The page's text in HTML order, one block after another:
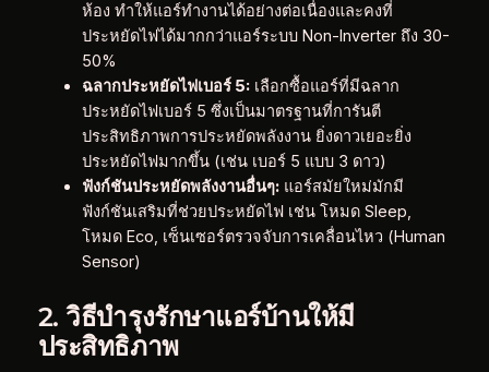
ห้อง ทำให้แอร์ทำงานได้อย่างต่อเนื่องและคงที่
ประหยัดไฟได้มากกว่าแอร์ระบบ Non-Inverter ถึง 30-
50%
ฉลากประหยัดไฟเบอร์ 5:เลือกซื้อแอร์ที่มีฉลาก
ประหยัดไฟเบอร์ 5 ซึ่งเป็นมาตรฐานที่การันตี
ประสิทธิภาพการประหยัดพลังงาน ยิ่งดาวเยอะยิ่ง
ประหยัดไฟมากขึ้น (เช่น เบอร์ 5 แบบ 3 ดาว)
ฟังก์ชันประหยัดพลังงานอื่นๆ:แอร์สมัยใหม่มักมี
ฟังก์ชันเสริมที่ช่วยประหยัดไฟ เช่น โหมด Sleep,
โหมด Eco, เซ็นเซอร์ตรวจจับการเคลื่อนไหว (Human
Sensor)
2. วิธีบำรุงรักษาแอร์บ้านให้มี
ประสิทธิภาพ